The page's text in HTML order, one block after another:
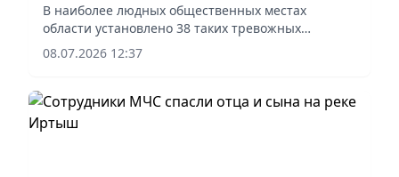
В наиболее людных общественных местах
области установлено 38 таких тревожных
терминалов, сообщает vapress.kz.
08.07.2026 12:37